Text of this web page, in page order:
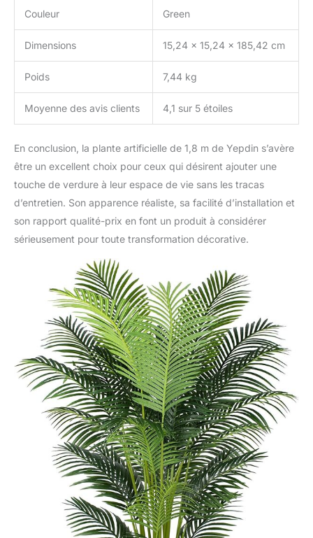
Couleur Green
Dimensions 15,24 x 15,24 x 185,42 cm
Poids 7,44 kg
Moyenne des avis clients 4,1 sur 5 étoiles
En conclusion, la plante artificielle de 1,8 m de Yepdin s’avère
être un excellent choix pour ceux qui désirent ajouter une
touche de verdure à leur espace de vie sans les tracas
d’entretien. Son apparence réaliste, sa facilité d’installation et
son rapport qualité-prix en font un produit à considérer
sérieusement pour toute transformation décorative.